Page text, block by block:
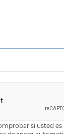
si usted